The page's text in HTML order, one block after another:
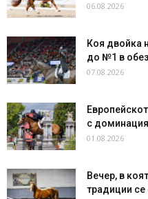
06.08.2026
Коя двойка
до №1 в
07.08.2026
с
01.08.2026
Вечер, в
традиции